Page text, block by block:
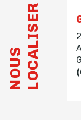
NOUSLOCALISER